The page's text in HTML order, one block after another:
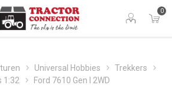
0
Universal Hobbies
Trekkers
1:32
Ford 7610 Gen I 2WD